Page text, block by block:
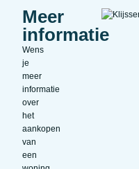
Meer
informatie
Wens
je
meer
informatie
over
het
aankopen
van
een